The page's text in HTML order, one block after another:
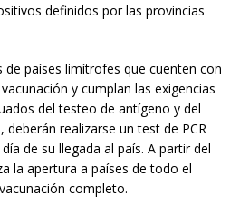
definidos por las provincias
países limítrofes que cuenten con
y cumplan las exigencias
del testeo de antígeno y del
realizarse un test de PCR
de su llegada al país. A partir del
la apertura a países de todo el
completo.